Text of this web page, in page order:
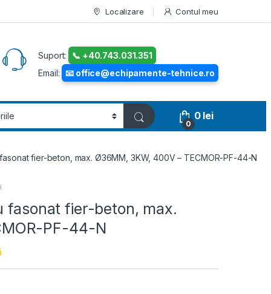
Localizare Contul meu
Suport:
📞 +40.743.031.351
Email:
📧 office@echipamente-tehnice.ro
0
0 lei
fier-beton, max. Ø36MM, 3KW, 400V – TECMOR-PF-44-N
fasonat fier-beton, max.
PF-44-N